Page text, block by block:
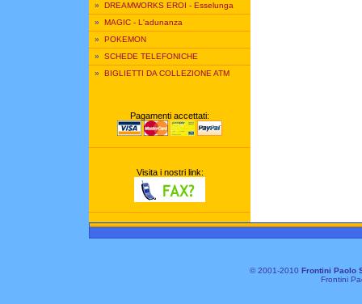
» DREAMWORKS EROI - Esselunga
» MAGIC - L'adunanza
» POKEMON
» SCHEDE TELEFONICHE
» BIGLIETTI DA COLLEZIONE ATM
Pagamenti accettati:
Visita i nostri link:
© 2001-2010 Frontini Paolo
Frontini